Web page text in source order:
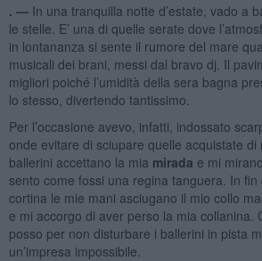
. — In una tranquilla notte d’estate, vado a
le stelle. E’ una di quelle serate dove
in lontananza si sente il rumore del mare
musicali dei brani, messi dal bravo dj. Il
migliori poiché l’umidità della sera bagna
lo stesso, divertendo tantissimo.
Per l’occasione avevo, infatti, indossato
onde evitare di sciupare quelle acquistate di
ballerini accettano la mia mirada e mi
sento come fossi una regina tanguera. In
cortina le mie mani asciugano il mio collo
e mi accorgo di aver perso la mia collanina.
posso per non disturbare i ballerini in pista
un’impresa impossibile.